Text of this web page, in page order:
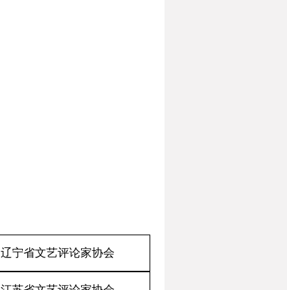
辽宁省文艺评论家协会